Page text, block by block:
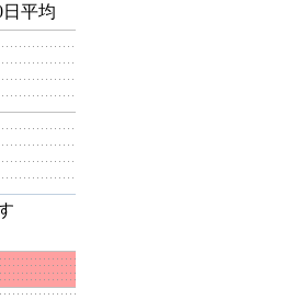
日平均